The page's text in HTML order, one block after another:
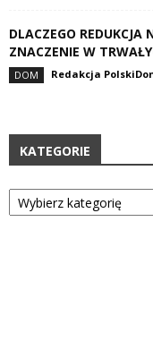
DLACZEGO REDUKCJA
ZNACZENIE W
DOM Redakcja
KATEGORIE
Kategorie